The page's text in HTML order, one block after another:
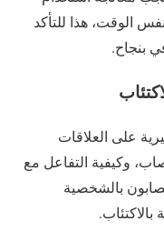
الوقت، هذا للتأكد
بنجاح.
على العلاقات
وكيفية التفاعل مع
بالشخصية